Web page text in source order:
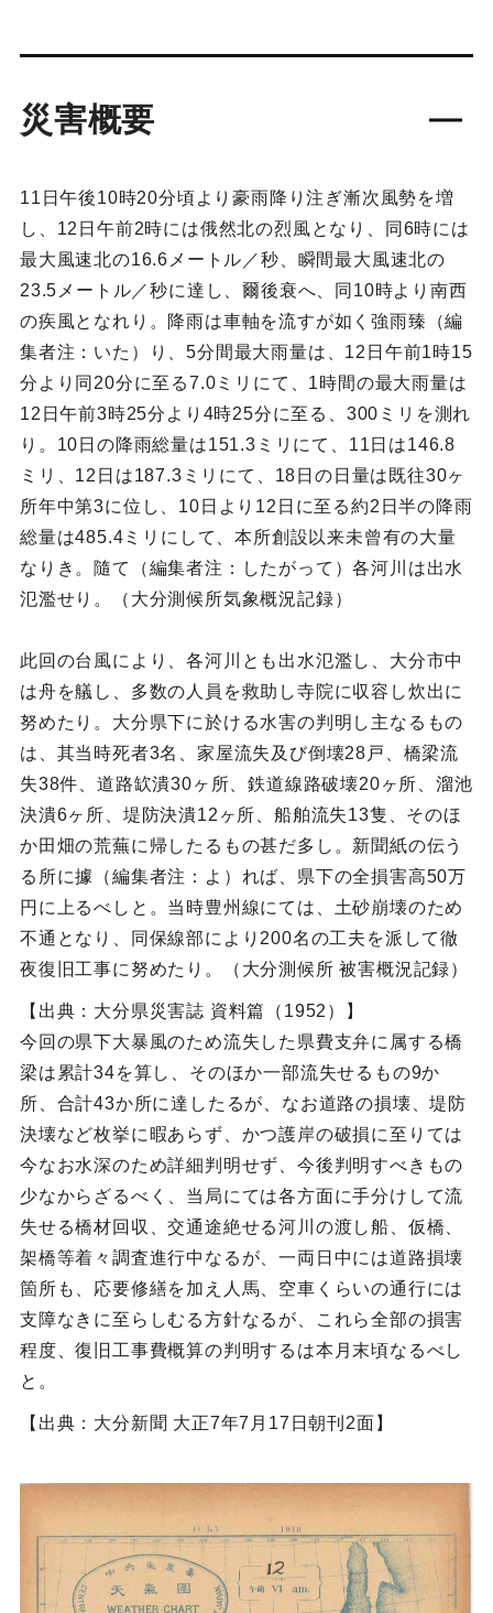
災害概要
11日午後10時20分頃より豪雨降り注ぎ漸次風勢を増
し、12日午前2時には俄然北の烈風となり、同6時には
最大風速北の16.6メートル／秒、瞬間最大風速北の
23.5メートル／秒に達し、爾後衰へ、同10時より南西
の疾風となれり。降雨は車軸を流すが如く強雨臻（編
集者注：いた）り、5分間最大雨量は、12日午前1時15
分より同20分に至る7.0ミリにて、1時間の最大雨量は
12日午前3時25分より4時25分に至る、300ミリを測れ
り。10日の降雨総量は151.3ミリにて、11日は146.8
ミリ、12日は187.3ミリにて、18日の日量は既往30ヶ
所年中第3に位し、10日より12日に至る約2日半の降雨
総量は485.4ミリにして、本所創設以来未曾有の大量
なりき。隨て（編集者注：したがって）各河川は出水
氾濫せり。（大分測候所気象概況記録）
此回の台風により、各河川とも出水氾濫し、大分市中
は舟を艤し、多数の人員を救助し寺院に収容し炊出に
努めたり。大分県下に於ける水害の判明し主なるもの
は、其当時死者3名、家屋流失及び倒壊28戸、橋梁流
失38件、道路缼潰30ヶ所、鉄道線路破壊20ヶ所、溜池
決潰6ヶ所、堤防決潰12ヶ所、船舶流失13隻、そのほ
か田畑の荒蕪に帰したるもの甚だ多し。新聞紙の伝う
る所に據（編集者注：よ）れば、県下の全損害高50万
円に上るべしと。当時豊州線にては、土砂崩壊のため
不通となり、同保線部により200名の工夫を派して徹
夜復旧工事に努めたり。（大分測候所 被害概況記録）
【出典：大分県災害誌 資料篇（1952）】
今回の県下大暴風のため流失した県費支弁に属する橋
梁は累計34を算し、そのほか一部流失せるもの9か
所、合計43か所に達したるが、なお道路の損壊、堤防
決壊など枚挙に暇あらず、かつ護岸の破損に至りては
今なお水深のため詳細判明せず、今後判明すべきもの
少なからざるべく、当局にては各方面に手分けして流
失せる橋材回収、交通途絶せる河川の渡し船、仮橋、
架橋等着々調査進行中なるが、一両日中には道路損壊
箇所も、応要修繕を加え人馬、空車くらいの通行には
支障なきに至らしむる方針なるが、これら全部の損害
程度、復旧工事費概算の判明するは本月末頃なるべし
と。
【出典：大分新聞 大正7年7月17日朝刊2面】